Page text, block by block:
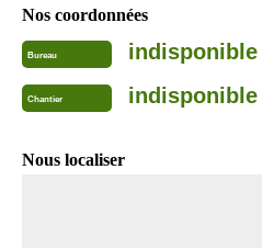
Nos coordonnées
Bureau indisponible
Chantier indisponible
Nous localiser